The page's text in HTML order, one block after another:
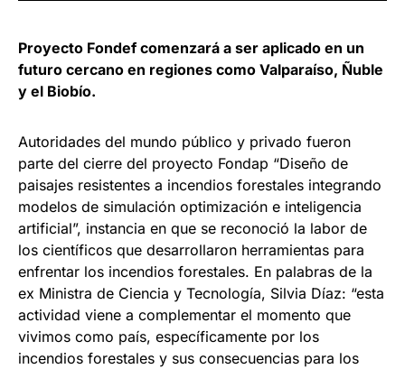
Proyecto Fondef comenzará a ser aplicado en un
futuro cercano en regiones como Valparaíso, Ñuble
y el Biobío.
Autoridades del mundo público y privado fueron
parte del cierre del proyecto Fondap “Diseño de
paisajes resistentes a incendios forestales integrando
modelos de simulación optimización e inteligencia
artificial”, instancia en que se reconoció la labor de
los científicos que desarrollaron herramientas para
enfrentar los incendios forestales. En palabras de la
ex Ministra de Ciencia y Tecnología, Silvia Díaz: “esta
actividad viene a complementar el momento que
vivimos como país, específicamente por los
incendios forestales y sus consecuencias para los